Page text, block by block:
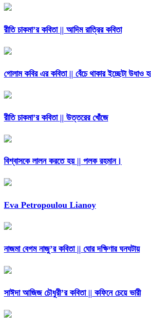
রীতি চাকমা’র কবিতা || আদিম রাত্রির কবিতা
গোলাম কবির এর কবিতা || বেঁচে থাকার ইচ্ছেটা উধাও
রীতি চাকমা’র কবিতা || উত্তরের খোঁজে
বিশ্বাসকে লালন করতে হয় || পলক রহমান।
Eva Petropoulou Lianoy
নাজমা বেগম নাজু’র কবিতা || ঘোর দক্ষিণার ঘনঘটায়
সাঈদা আজিজ চৌধুরী’র কবিতা || কফিনে চেয়ে ভারী